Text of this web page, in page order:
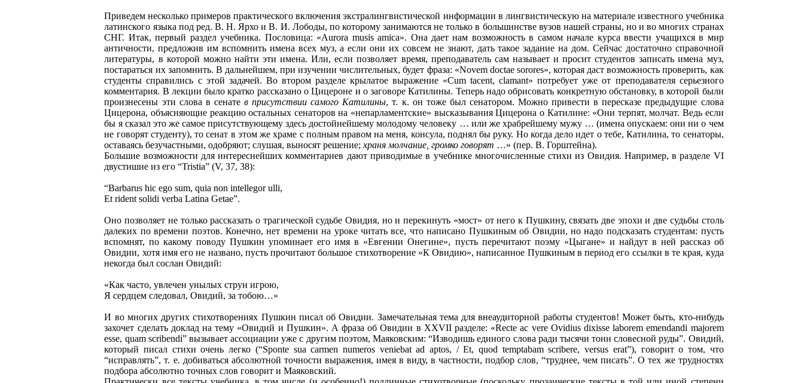
Приведем несколько примеров практического включения экстралингвистической информации в лингвистическую на материале известного учебника
латинского языка под ред. В. Н. Ярхо и В. И. Лободы, по которому занимаются не только в большинстве вузов нашей страны, но и во многих странах
СНГ. Итак, первый раздел учебника. Пословица: «Aurora musis amica». Она дает нам возможность в самом начале курса ввести учащихся в мир
античности, предложив им вспомнить имена всех муз, а если они их совсем не знают, дать такое задание на дом. Сейчас достаточно справочной
литературы, в которой можно найти эти имена. Или, если позволяет время, преподаватель сам называет и просит студентов записать имена муз,
постараться их запомнить. В дальнейшем, при изучении числительных, будет фраза: «Novem doctae sorores», которая даст возможность проверить, как
студенты справились с этой задачей. Во втором разделе крылатое выражение «Cum tacent, clamant» потребует уже от преподавателя серьезного
комментария. В лекции было кратко рассказано о Цицероне и о заговоре Катилины. Теперь надо обрисовать конкретную обстановку, в которой были
произнесены эти слова в сенате в присутствии самого Катилины, т. к. он тоже был сенатором. Можно привести в пересказе предыдущие слова
Цицерона, объясняющие реакцию остальных сенаторов на «непарламентские» высказывания Цицерона о Катилине: «Они терпят, молчат. Ведь если
бы я сказал это же самое присутствующему здесь достойнейшему молодому человеку … или же храбрейшему мужу … (имена опускаем: они ни о чем
не говорят студенту), то сенат в этом же храме с полным правом на меня, консула, поднял бы руку. Но когда дело идет о тебе, Катилина, то сенаторы,
оставаясь безучастными, одобряют; слушая, выносят решение;храня молчание, громко говорят …» (пер. В. Горштейна).
Большие возможности для интереснейших комментариев дают приводимые в учебнике многочисленные стихи из Овидия. Например, в разделе VI
двустишие из его “Tristia” (V, 37, 38):
“Barbarus hic ego sum, quia non intellegor ulli,
Et rident solidi verba Latina Getae”.
Оно позволяет не только рассказать о трагической судьбе Овидия, но и перекинуть «мост» от него к Пушкину, связать две эпохи и две судьбы столь
далеких по времени поэтов. Конечно, нет времени на уроке читать все, что написано Пушкиным об Овидии, но надо подсказать студентам: пусть
вспомнят, по какому поводу Пушкин упоминает его имя в «Евгении Онегине», пусть перечитают поэму «Цыгане» и найдут в ней рассказ об
Овидии, хотя имя его не названо, пусть прочитают большое стихотворение «К Овидию», написанное Пушкиным в период его ссылки в те края, куда
некогда был сослан Овидий:
«Как часто, увлечен унылых струн игрою,
Я сердцем следовал, Овидий, за тобою…»
И во многих других стихотворениях Пушкин писал об Овидии. Замечательная тема для внеаудиторной работы студентов! Может быть, кто-нибудь
захочет сделать доклад на тему «Овидий и Пушкин». А фраза об Овидии в XXVII разделе: «Recte ac vere Ovidius dixisse laborem emendandi majorem
esse, quam scribendi” вызывает ассоциации уже с другим поэтом, Маяковским: “Изводишь единого слова ради тысячи тонн словесной руды”. Овидий,
который писал стихи очень легко (“Sponte sua carmen numeros veniebat ad aptos, / Et, quod temptabam scribere, versus erat”), говорит о том, что
“исправлять”, т. е. добиваться абсолютной точности выражения, имея в виду, в частности, подбор слов, “труднее, чем писать”. О тех же трудностях
подбора абсолютно точных слов говорит и Маяковский.